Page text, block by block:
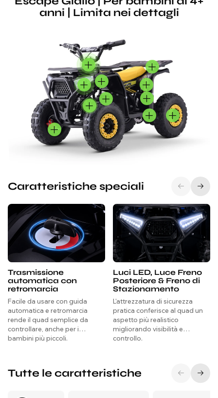
anni | Limita nei dettagli
Caratteristiche speciali
Trasmissione
automatica con
retromarcia
Facile da usare con guida
automatica e retromarcia
rende il quad semplice da
controllare, anche per i
bambini più piccoli.
Luci LED, Luce Freno
Posteriore & Freno di
Stazionamento
L'attrezzatura di sicurezza
pratica conferisce al quad un
aspetto più realistico
migliorando visibilità e
controllo.
Tutte le caratteristiche